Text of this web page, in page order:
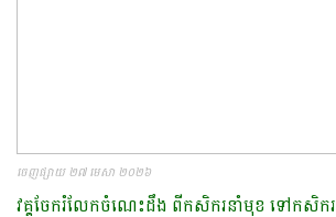
ចេញផ្សាយ ២៧ មេសា ២០២៦